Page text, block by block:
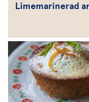
Limemarinerad